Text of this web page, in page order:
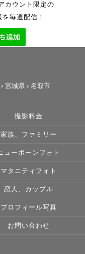
カウント限定の
毎週配信！
› 宮城県 › 名取市
撮影料金
家族、ファミリー
ューボーンフォト
マタニティフォト
恋人、カップル
プロフィール写真
お問い合わせ